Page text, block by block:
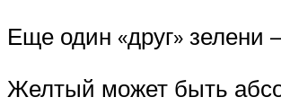
Еще один «друг» зелени
Желтый может быть